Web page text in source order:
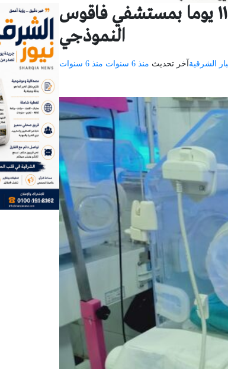
إجراء جراحة عاجلة متقدمة بالمخ لطفلة عمرها ١١ يوما بمستشفي فاقوس
النموذجي
الشرقية آخر تحديث منذ 6 سنوات منذ 6 سنوات